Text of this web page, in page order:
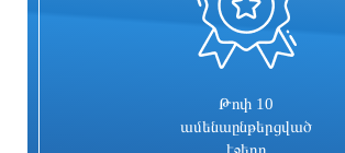
ընթացքում հատել է 1 միլիոնը
Թոփ 10
ամենաընթերցված